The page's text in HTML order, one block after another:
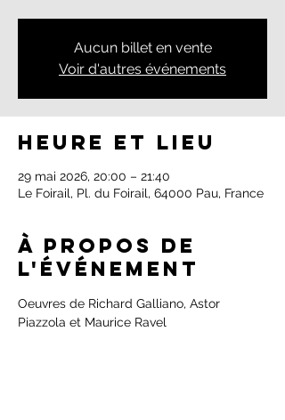
Aucun billet en vente
Voir d'autres événements
Heure et lieu
29 mai 2026, 20:00 – 21:40
Le Foirail, Pl. du Foirail, 64000 Pau, France
À propos de
l'événement
Oeuvres de Richard Galliano, Astor
Piazzola et Maurice Ravel